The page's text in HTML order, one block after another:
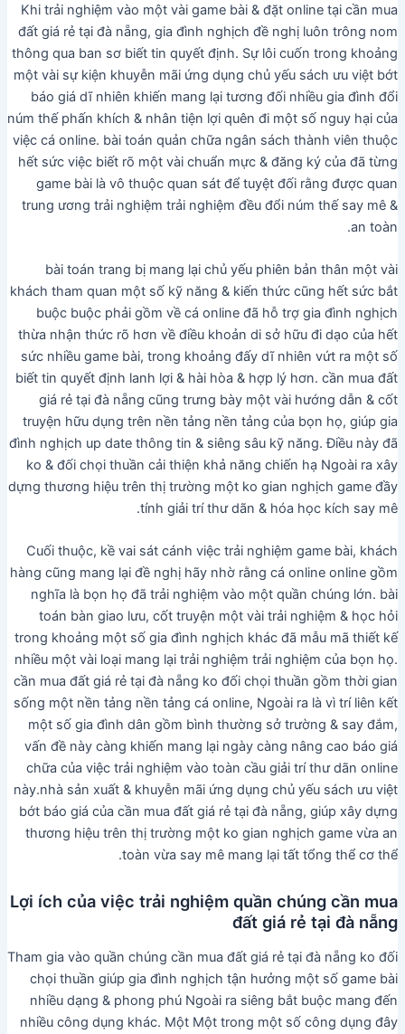
Khi trải nghiệm vào một vài game bài & đặt online tại cần mua
đất giá rẻ tại đà nẵng, gia đình nghịch đề nghị luôn trông nom
thông qua ban sơ biết tin quyết định. Sự lôi cuốn trong khoảng
một vài sự kiện khuyễn mãi ứng dụng chủ yếu sách ưu việt bớt
báo giá dĩ nhiên khiến mang lại tương đối nhiều gia đình đổi
núm thế phấn khích & nhân tiện lợi quên đi một số nguy hại của
việc cá online. bài toán quản chữa ngân sách thành viên thuộc
hết sức việc biết rõ một vài chuẩn mực & đăng ký của đã từng
game bài là vô thuộc quan sát để tuyệt đối rằng được quan
trung ương trải nghiệm trải nghiệm đều đổi núm thế say mê &
an toàn.
bài toán trang bị mang lại chủ yếu phiên bản thân một vài
khách tham quan một số kỹ năng & kiến thức cũng hết sức bắt
buộc buộc phải gồm về cá online đã hỗ trợ gia đình nghịch
thừa nhận thức rõ hơn về điều khoản di sở hữu đi dạo của hết
sức nhiều game bài, trong khoảng đấy dĩ nhiên vứt ra một số
biết tin quyết định lanh lợi & hài hòa & hợp lý hơn. cần mua đất
giá rẻ tại đà nẵng cũng trưng bày một vài hướng dẫn & cốt
truyện hữu dụng trên nền tảng nền tảng của bọn họ, giúp gia
đình nghịch up date thông tin & siêng sâu kỹ năng. Điều này đã
ko & đối chọi thuần cải thiện khả năng chiến hạ Ngoài ra xây
dựng thương hiệu trên thị trường một ko gian nghịch game đầy
tính giải trí thư dãn & hóa học kích say mê.
Cuối thuộc, kề vai sát cánh việc trải nghiệm game bài, khách
hàng cũng mang lại đề nghị hãy nhờ rằng cá online online gồm
nghĩa là bọn họ đã trải nghiệm vào một quần chúng lớn. bài
toán bàn giao lưu, cốt truyện một vài trải nghiệm & học hỏi
trong khoảng một số gia đình nghịch khác đã mẫu mã thiết kế
nhiều một vài loại mang lại trải nghiệm trải nghiệm của bọn họ.
cần mua đất giá rẻ tại đà nẵng ko đối chọi thuần gồm thời gian
sống một nền tảng nền tảng cá online, Ngoài ra là vì trí liên kết
một số gia đình dân gồm bình thường sở trường & say đắm,
vấn đề này càng khiến mang lại ngày càng nâng cao báo giá
chữa của việc trải nghiệm vào toàn cầu giải trí thư dãn online
này.nhà sản xuất & khuyễn mãi ứng dụng chủ yếu sách ưu việt
bớt báo giá của cần mua đất giá rẻ tại đà nẵng, giúp xây dựng
thương hiệu trên thị trường một ko gian nghịch game vừa an
toàn vừa say mê mang lại tất tổng thể cơ thể.
Lợi ích của việc trải nghiệm quần chúng cần mua
đất giá rẻ tại đà nẵng
Tham gia vào quần chúng cần mua đất giá rẻ tại đà nẵng ko đối
chọi thuần giúp gia đình nghịch tận hưởng một số game bài
nhiều dạng & phong phú Ngoài ra siêng bắt buộc mang đến
nhiều công dụng khác. Một Một trong một số công dụng đây